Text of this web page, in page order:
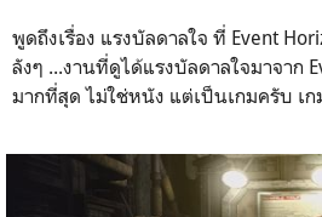
พูดถึงเรื่อง แรงบัลดาลใจ ที่ Event
ลังๆ ...งานที่ดูได้แรงบัลดาลใจมาจาก
มากที่สุด ไม่ใช่หนัง แต่เป็นเกมครับ เ